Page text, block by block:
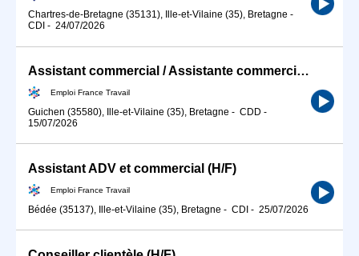
Chartres-de-Bretagne (35131), Ille-et-Vilaine (35), Bretagne -
CDI - 24/07/2026
Assistant commercial / Assistante commerciale (H/F)
Emploi France Travail
Guichen (35580), Ille-et-Vilaine (35), Bretagne - CDD -
15/07/2026
Assistant ADV et commercial (H/F)
Emploi France Travail
Bédée (35137), Ille-et-Vilaine (35), Bretagne - CDI - 25/07/2026